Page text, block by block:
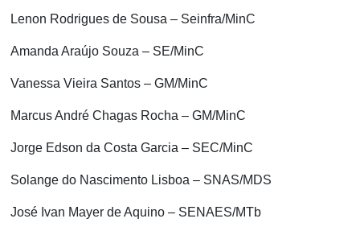
Lenon Rodrigues de Sousa – Seinfra/MinC
Amanda Araújo Souza – SE/MinC
Vanessa Vieira Santos – GM/MinC
Marcus André Chagas Rocha – GM/MinC
Jorge Edson da Costa Garcia – SEC/MinC
Solange do Nascimento Lisboa – SNAS/MDS
José Ivan Mayer de Aquino – SENAES/MTb